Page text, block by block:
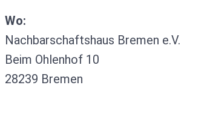
Wo:
Nachbarschaftshaus Bremen e.V.
Beim Ohlenhof 10
28239 Bremen